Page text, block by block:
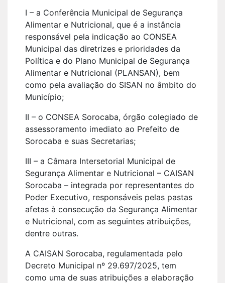
I – a Conferência Municipal de Segurança
Alimentar e Nutricional, que é a instância
responsável pela indicação ao CONSEA
Municipal das diretrizes e prioridades da
Política e do Plano Municipal de Segurança
Alimentar e Nutricional (PLANSAN), bem
como pela avaliação do SISAN no âmbito do
Município;
II – o CONSEA Sorocaba, órgão colegiado de
assessoramento imediato ao Prefeito de
Sorocaba e suas Secretarias;
III – a Câmara Intersetorial Municipal de
Segurança Alimentar e Nutricional – CAISAN
Sorocaba – integrada por representantes do
Poder Executivo, responsáveis pelas pastas
afetas à consecução da Segurança Alimentar
e Nutricional, com as seguintes atribuições,
dentre outras.
A CAISAN Sorocaba, regulamentada pelo
Decreto Municipal nº 29.697/2025, tem
como uma de suas atribuições a elaboração